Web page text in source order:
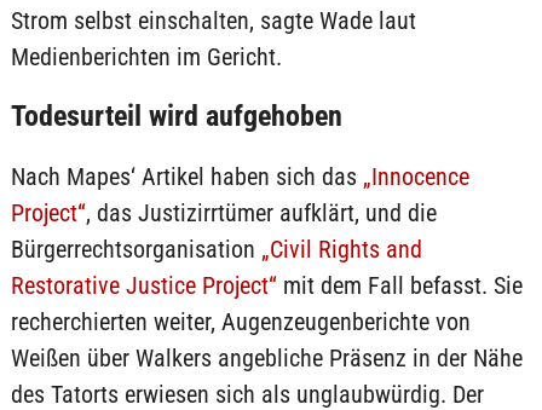
Strom selbst einschalten, sagte Wade laut
Medienberichten im Gericht.
Todesurteil wird aufgehoben
Nach Mapes‘ Artikel haben sich das „Innocence
Project“, das Justizirrtümer aufklärt, und die
Bürgerrechtsorganisation „Civil Rights and
Restorative Justice Project“mit dem Fall befasst. Sie
recherchierten weiter, Augenzeugenberichte von
Weißen über Walkers angebliche Präsenz in der Nähe
des Tatorts erwiesen sich als unglaubwürdig. Der